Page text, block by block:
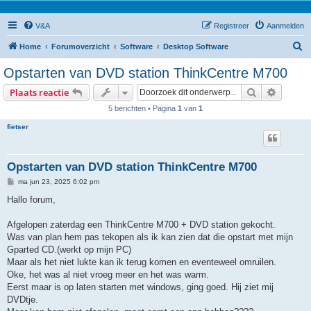
V&A Aanmelden
Registreer
Home Forumoverzicht Software Desktop Software
Opstarten van DVD station ThinkCentre M700
Plaats reactie Zoek
5 berichten • Pagina 1 van 1
fietser
Opstarten van DVD station ThinkCentre M700
B
r
h
t
ma jun 23, 2025 6:02 pm
Hallo forum,
Afgelopen zaterdag een ThinkCentre M700 + DVD station gekocht.
Was van plan hem pas tekopen als ik kan zien dat die opstart met mijn
Gparted CD.(werkt op mijn PC)
Maar als het niet lukte kan ik terug komen en eventeweel omruilen.
Oke, het was al niet vroeg meer en het was warm.
Eerst maar is op laten starten met windows, ging goed. Hij ziet mij
DVDtje.